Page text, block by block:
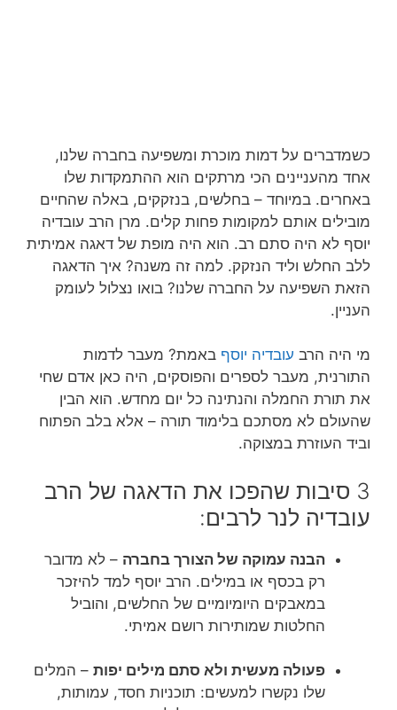
כשמדברים על דמות מוכרת ומשפיעה בחברה שלנו,
אחד מהעניינים הכי מרתקים הוא ההתמקדות שלו
באחרים. במיוחד – בחלשים, בנזקקים, באלה שהחיים
מובילים אותם למקומות פחות קלים. מרן הרב עובדיה
יוסף לא היה סתם רב. הוא היה מופת של דאגה אמיתית
ללב החלש וליד הנזקק. למה זה משנה? איך הדאגה
הזאת השפיעה על החברה שלנו? בואו נצלול לעומק
העניין.
מי היה הרב עובדיה יוסף באמת? מעבר לדמות
התורנית, מעבר לספרים והפוסקים, היה כאן אדם שחי
את תורת החמלה והנתינה כל יום מחדש. הוא הבין
שהעולם לא מסתכם בלימוד תורה – אלא בלב הפתוח
וביד העוזרת במצוקה.
3 סיבות שהפכו את הדאגה של הרב
עובדיה לנר לרבים:
הבנה עמוקה של הצורך בחברה – לא מדובר
רק בכסף או במילים. הרב יוסף למד להיזכר
במאבקים היומיומיים של החלשים, והוביל
החלטות שמותירות רושם אמיתי.
פעולה מעשית ולא סתם מילים יפות – המלים
שלו נקשרו למעשים: תוכניות חסד, עמותות,